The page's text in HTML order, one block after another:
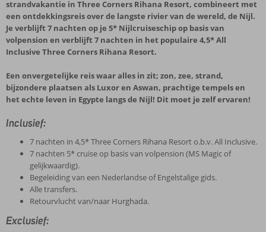
strandvakantie in Three Corners Rihana Resort, combineert met
een ontdekkingsreis over de langste rivier van de wereld, de Nijl.
Je verblijft 7 nachten op je 5* Nijlcruiseschip op basis van
volpension en verblijft 7 nachten in het populaire 4,5* All
Inclusive Three Corners Rihana Resort.
Een onvergetelijke reis waar alles in zit; zon, zee, strand,
bijzondere plaatsen als Luxor en Aswan, prachtige tempels en
het echte leven in Egypte langs de Nijl! Dit moet je zelf ervaren!
Inclusief:
7 nachten in 4,5* Three Corners Rihana Resort o.b.v. All Inclusive.
7 nachten 5* cruise op basis van volpension (MS Magic of
gelijkwaardig).
Begeleiding van een Nederlandse of Engelstalige gids.
Alle transfers.
Retourvlucht van/naar Hurghada.
Exclusief: